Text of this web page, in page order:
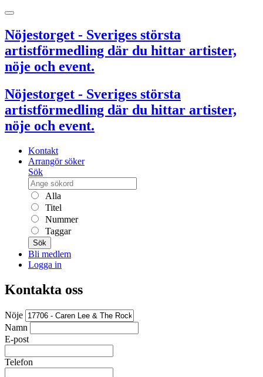
Nöjestorget - Sveriges största
artistförmedling där du hittar artister,
nöje och event.
Nöjestorget - Sveriges största
artistförmedling där du hittar artister,
nöje och event.
Kontakt
Arrangör söker
Sök
Alla
Titel
Nummer
Taggar
Sök
Bli medlem
Logga in
Kontakta oss
Nöje
Namn
E-post
Telefon